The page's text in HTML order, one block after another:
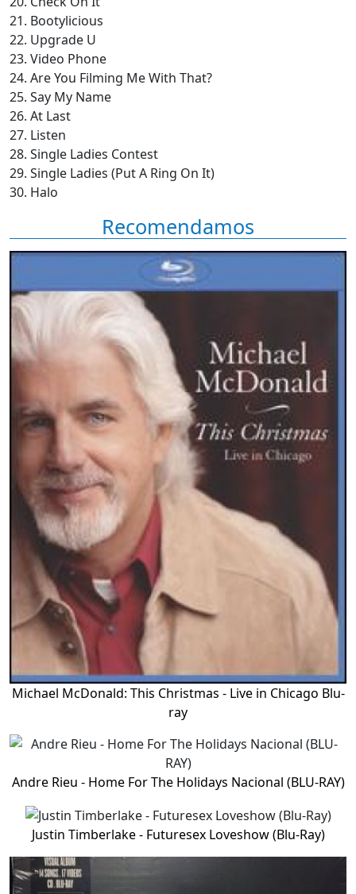
21. Bootylicious
22. Upgrade U
23. Video Phone
24. Are You Filming Me With That?
25. Say My Name
26. At Last
27. Listen
28. Single Ladies Contest
29. Single Ladies (Put A Ring On It)
30. Halo
Recomendamos
Michael McDonald: This Christmas - Live in Chicago Blu-
ray
Andre Rieu - Home For The Holidays Nacional (BLU-RAY)
Justin Timberlake - Futuresex Loveshow (Blu-Ray)